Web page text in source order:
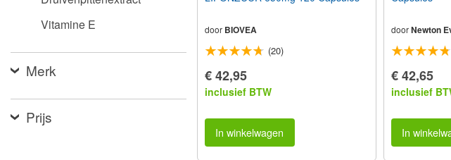
toegankelijkheidsmenu
Vitamine E
Merk
Prijs
door BIOVEA
(20)
€ 42,95
inclusief BTW
In winkelwagen
doorNewton
€ 42,65
inclusief
In